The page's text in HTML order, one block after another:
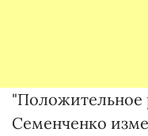
Семенченко